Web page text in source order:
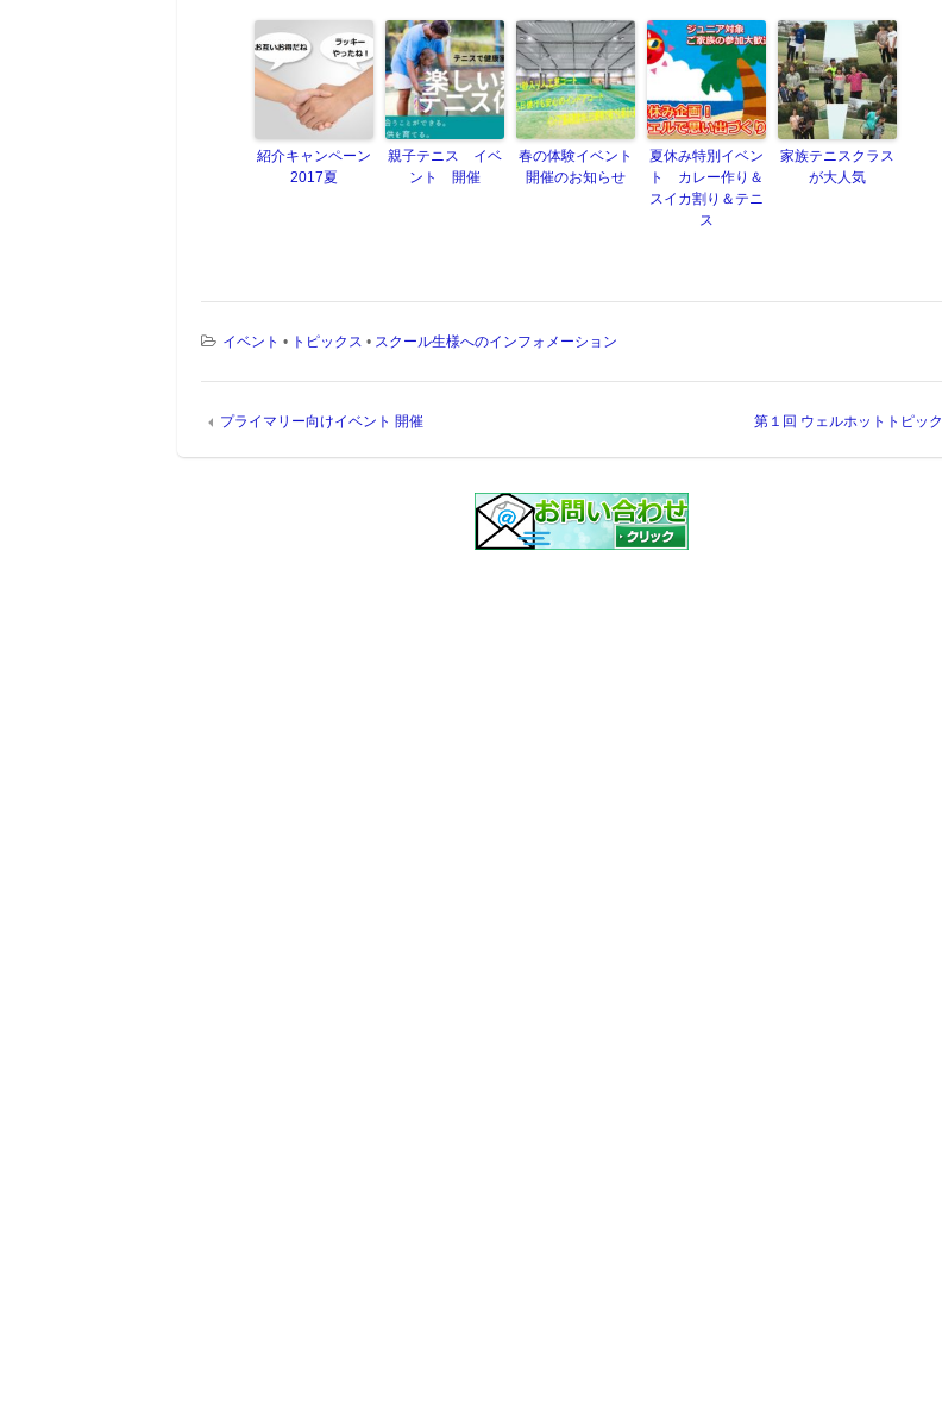
紹介キャンペーン
2017夏
親子テニス イベ
ント 開催
春の体験イベント
開催のお知らせ
夏休み特別イベン
ト カレー作り＆
スイカ割り＆テニ
ス
家族テニスクラス
が大人気
イベント • トピックス • スクール生様へのインフォメーション
プライマリー向けイベント 開催 第１回 ウェルホットトピック